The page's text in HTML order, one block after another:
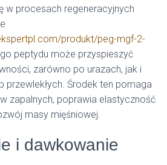
w procesach regeneracyjnych
produkt/peg-mgf-2-
peptydu może przyspieszyć
zarówno po urazach, jak i
przewlekłych. Środek ten pomaga
zapalnych, poprawia elastyczność
masy mięśniowej.
i dawkowanie